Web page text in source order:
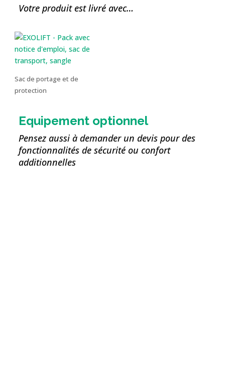
Votre produit est livré avec…
Sac de portage et de
protection
Equipement optionnel
Pensez aussi à demander un devis pour des
fonctionnalités de sécurité ou confort
additionnelles